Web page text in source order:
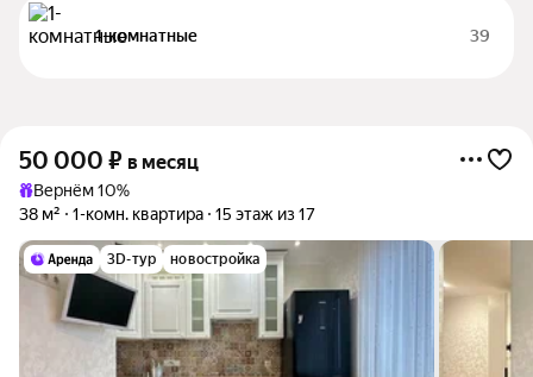
1-комнатные 39
50 000 ₽ в месяц
Вернём 10%
38 м²
1-комн. квартира 15 этаж из 17
3D-тур новостройка